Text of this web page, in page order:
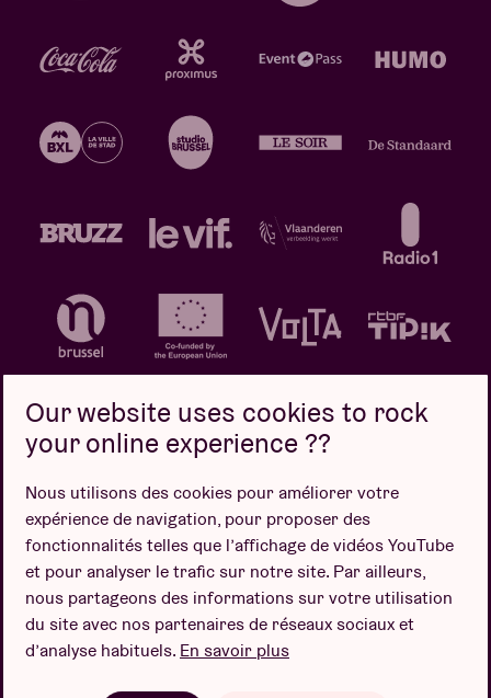
Politique de confidentialité
Politique de cookies
Conditions de vente
Design par
Our website uses cookies to rock
your online experience ??
Nous utilisons des cookies pour améliorer votre
expérience de navigation, pour proposer des
fonctionnalités telles que l’affichage de vidéos YouTube
et pour analyser le trafic sur notre site. Par ailleurs,
nous partageons des informations sur votre utilisation
du site avec nos partenaires de réseaux sociaux et
d’analyse habituels. En savoir plus